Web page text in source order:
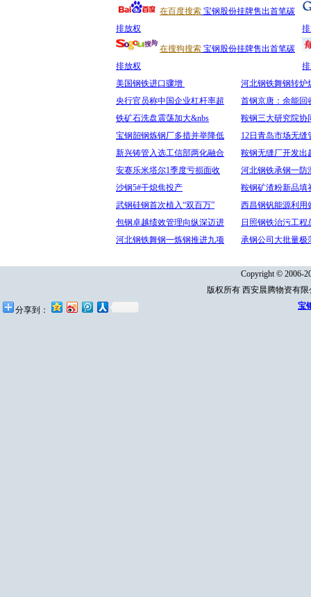
在百度搜索 宝钢股份挂牌售出首笔碳
排放权
在搜狗搜索 宝钢股份挂牌售出首笔碳
排放权
美国钢铁进口骤增
央行官员称中国企业杠杆率超
铁矿石洗盘震荡加大&nbs
宝钢韶钢炼钢厂多措并举降低
新兴铸管入选工信部两化融合
安赛乐米塔尔1季度亏损面收
沙钢5#干熄焦投产
武钢硅钢首次植入“双百万”
包钢卓越绩效管理向纵深迈进
河北钢铁舞钢一炼钢推进九项
河北钢铁舞钢转炉
首钢京唐：余能回
鞍钢三大研究院协
12日青岛市场无缝
鞍钢无缝厂开发出
河北钢铁承钢一防
鞍钢矿渣粉新品填
西昌钢钒能源利用
日照钢铁治污工程
承钢公司大批量极
Copyright © 2006-
版权所有 西安晨腾物资有
宝
分享到：